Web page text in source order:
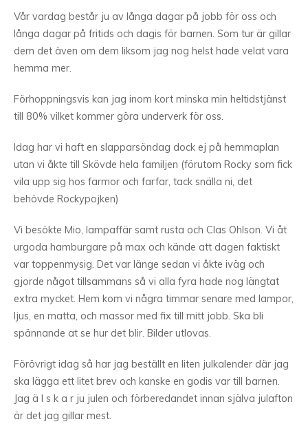
Vår vardag består ju av långa dagar på jobb för oss och
långa dagar på fritids och dagis för barnen. Som tur är gillar
dem det även om dem liksom jag nog helst hade velat vara
hemma mer.
Förhoppningsvis kan jag inom kort minska min heltidstjänst
till 80% vilket kommer göra underverk för oss.
Idag har vi haft en slapparsöndag dock ej på hemmaplan
utan vi åkte till Skövde hela familjen (förutom Rocky som fick
vila upp sig hos farmor och farfar, tack snälla ni, det
behövde Rockypojken)
Vi besökte Mio, lampaffär samt rusta och Clas Ohlson. Vi åt
urgoda hamburgare på max och kände att dagen faktiskt
var toppenmysig. Det var länge sedan vi åkte iväg och
gjorde något tillsammans så vi alla fyra hade nog längtat
extra mycket. Hem kom vi några timmar senare med lampor,
ljus, en matta, och massor med fix till mitt jobb. Ska bli
spännande at se hur det blir. Bilder utlovas.
Förövrigt idag så har jag beställt en liten julkalender där jag
ska lägga ett litet brev och kanske en godis var till barnen.
Jag ä l s k a r ju julen och förberedandet innan själva julafton
är det jag gillar mest.